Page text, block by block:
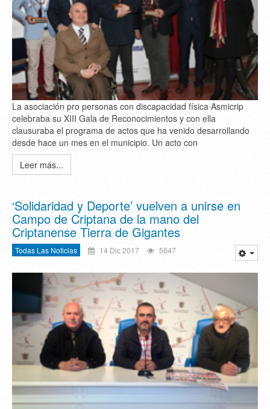
La asociación pro personas con discapacidad física Asmicrip
celebraba su XIII Gala de Reconocimientos y con ella
clausuraba el programa de actos que ha venido desarrollando
desde hace un mes en el municipio. Un acto con
Leer más...
‘Solidaridad y Deporte’ vuelven a unirse en
Campo de Criptana de la mano del
Criptanense Tierra de Gigantes
Todas Las Noticias 14 Dic 2017 5647